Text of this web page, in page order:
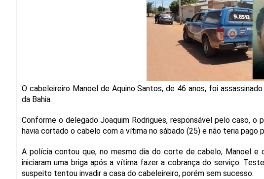
O cabeleireiro Manoel de Aquino Santos, de 46 anos, foi
da Bahia.
Conforme o delegado Joaquim Rodrigues, responsável pelo caso,
havia cortado o cabelo com a vítima no sábado (25) e não teria pago
A polícia contou que, no mesmo dia do corte de cabelo, Manoel
iniciaram uma briga após a vítima fazer a cobrança do serviço.
suspeito tentou invadir a casa do cabeleireiro, porém sem sucesso.